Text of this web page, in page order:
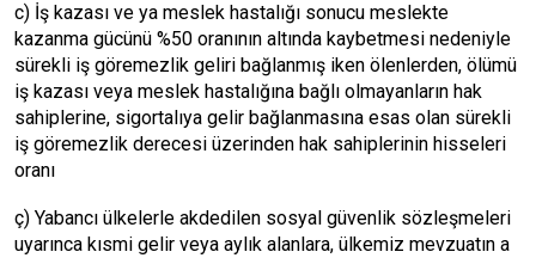
c) İş kazası ve ya meslek hastalığı sonucu meslekte
kazanma gücünü %50 oranının altında kaybetmesi nedeniyle
sürekli iş göremezlik geliri bağlanmış iken ölenlerden, ölümü
iş kazası veya meslek hastalığına bağlı olmayanların hak
sahiplerine, sigortalıya gelir bağlanmasına esas olan sürekli
iş göremezlik derecesi üzerinden hak sahiplerinin hisseleri
oranı
ç) Yabancı ülkelerle akdedilen sosyal güvenlik sözleşmeleri
uyarınca kısmi gelir veya aylık alanlara, ülkemiz mevzuatın a